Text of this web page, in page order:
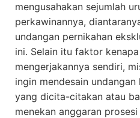
mengusahakan sejumlah
perkawinannya,
undangan pernikahan
ini. Selain itu faktor
mengerjakannya sendiri,
ingin mendesain
yang dicita-citakan atau
menekan anggaran